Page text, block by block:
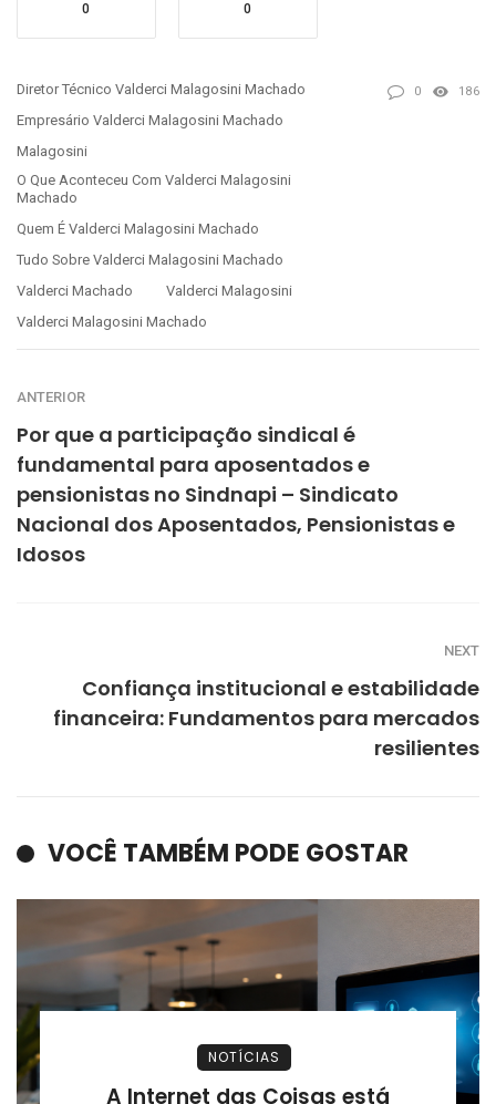
0 0
Diretor Técnico Valderci Malagosini Machado
Empresário Valderci Malagosini Machado
Malagosini
O Que Aconteceu Com Valderci Malagosini
Machado
Quem É Valderci Malagosini Machado
Tudo Sobre Valderci Malagosini Machado
Valderci Machado
Valderci Malagosini
Valderci Malagosini Machado
0 186
ANTERIOR
Por que a participação sindical é
fundamental para aposentados e
pensionistas no Sindnapi – Sindicato
Nacional dos Aposentados, Pensionistas e
Idosos
NEXT
Confiança institucional e estabilidade
financeira: Fundamentos para mercados
resilientes
VOCÊ TAMBÉM PODE GOSTAR
NOTÍCIAS
A Internet das Coisas está